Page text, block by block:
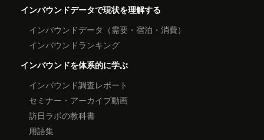
インバウンドデータで現状を理解する
インバウンドデータ（需要・宿泊・消費）
インバウンドランキング
インバウンドを体系的に学ぶ
インバウンド調査レポート
セミナー・アーカイブ動画
訪日ラボの教科書
用語集